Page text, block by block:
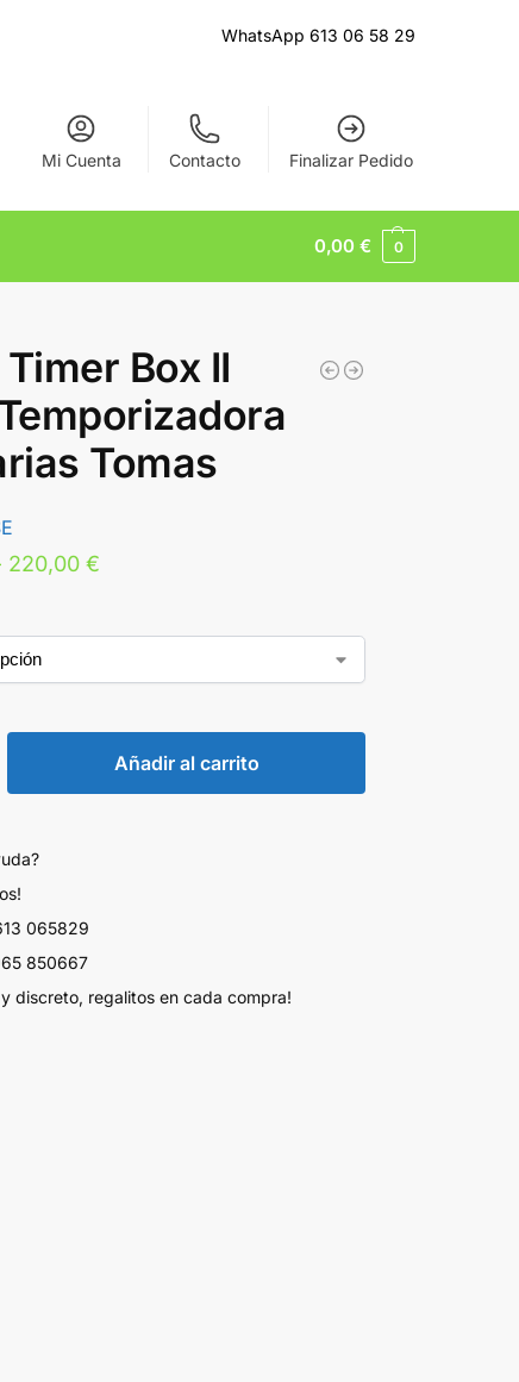
WhatsApp 613 06 58 29
Mi Cuenta Contacto Finalizar Pedido
0,00€ 0
Box II
Tomas
220,00€
Añadir al carrito
065829
850667
discreto, regalitos en cada compra!